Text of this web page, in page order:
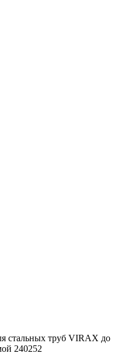
стальных труб VIRAX до
240252